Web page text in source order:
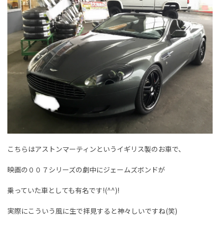
こちらはアストンマーティンというイギリス製のお車で、
映画の００７シリーズの劇中にジェームズボンドが
乗っていた車としても有名です!(^^)!
実際にこういう風に生で拝見すると神々しいですね(笑)